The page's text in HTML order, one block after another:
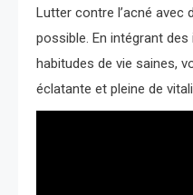
Lutter contre l’acné avec
possible. En intégrant
habitudes de vie saines,
éclatante et pleine de